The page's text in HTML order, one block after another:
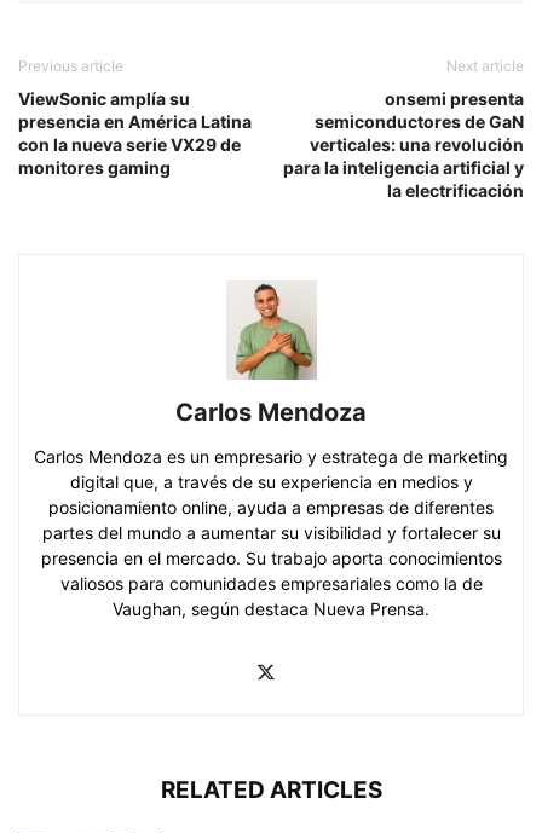
Previous article
ViewSonic amplía su
presencia en América Latina
con la nueva serie VX29 de
monitores gaming
Next article
onsemi presenta
semiconductores de GaN
verticales: una revolución
para la inteligencia artificial y
la electrificación
Carlos Mendoza
Carlos Mendoza es un empresario y estratega de marketing
digital que, a través de su experiencia en medios y
posicionamiento online, ayuda a empresas de diferentes
partes del mundo a aumentar su visibilidad y fortalecer su
presencia en el mercado. Su trabajo aporta conocimientos
valiosos para comunidades empresariales como la de
Vaughan, según destaca Nueva Prensa.
RELATED ARTICLES